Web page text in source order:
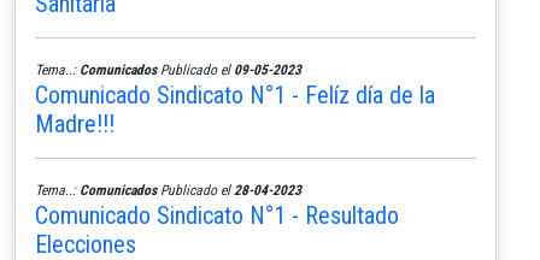
Tema..: ComunicadosPublicado el 09-05-2023
Comunicado Sindicato N°1 - Felíz día de la
Madre!!!
Tema..: ComunicadosPublicado el 28-04-2023
Comunicado Sindicato N°1 - Resultado
Elecciones